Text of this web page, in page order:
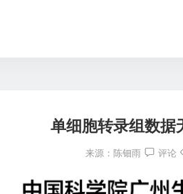
单细胞转录组数据
来源： 陈钿雨 评论